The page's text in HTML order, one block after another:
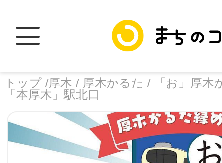
トップ /厚木 / 厚木かるた /
「お」厚
「本厚木」駅北口
facebook トップ